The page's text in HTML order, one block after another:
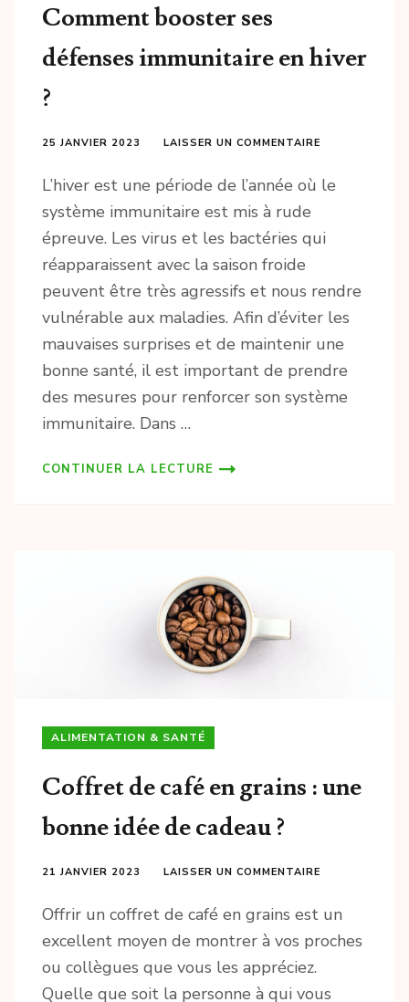
Comment booster ses
défenses immunitaire en hiver
?
25 JANVIER 2023 LAISSER UN COMMENTAIRE
L’hiver est une période de l’année où le
système immunitaire est mis à rude
épreuve. Les virus et les bactéries qui
réapparaissent avec la saison froide
peuvent être très agressifs et nous rendre
vulnérable aux maladies. Afin d’éviter les
mauvaises surprises et de maintenir une
bonne santé, il est important de prendre
des mesures pour renforcer son système
immunitaire. Dans …
CONTINUER LA LECTURE
ALIMENTATION & SANTÉ
Coffret de café en grains : une
bonne idée de cadeau ?
21 JANVIER 2023 LAISSER UN COMMENTAIRE
Offrir un coffret de café en grains est un
excellent moyen de montrer à vos proches
ou collègues que vous les appréciez.
Quelle que soit la personne à qui vous